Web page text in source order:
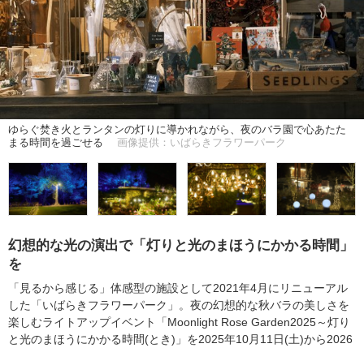
ゆらぐ焚き火とランタンの灯りに導かれながら、夜のバラ園で心あたた
まる時間を過ごせる
画像提供：いばらきフラワーパーク
幻想的な光の演出で「灯りと光のまほうにかかる時間」
を
「見るから感じる」体感型の施設として2021年4月にリニューアル
した「いばらきフラワーパーク」。夜の幻想的な秋バラの美しさを
楽しむライトアップイベント「Moonlight Rose Garden2025～灯り
と光のまほうにかかる時間(とき)」を2025年10月11日(土)から2026